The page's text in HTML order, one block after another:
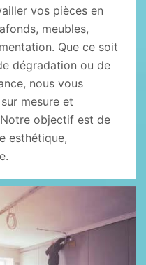
vos pièces en
meubles,
Que ce soit
dégradation ou de
nous vous
mesure et
objectif est de
esthétique,